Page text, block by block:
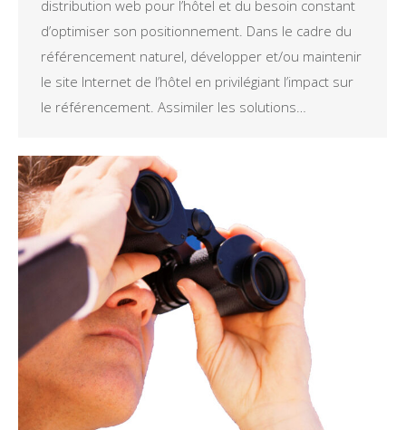
distribution web pour l’hôtel et du besoin constant
d’optimiser son positionnement. Dans le cadre du
référencement naturel, développer et/ou maintenir
le site Internet de l’hôtel en privilégiant l’impact sur
le référencement. Assimiler les solutions…